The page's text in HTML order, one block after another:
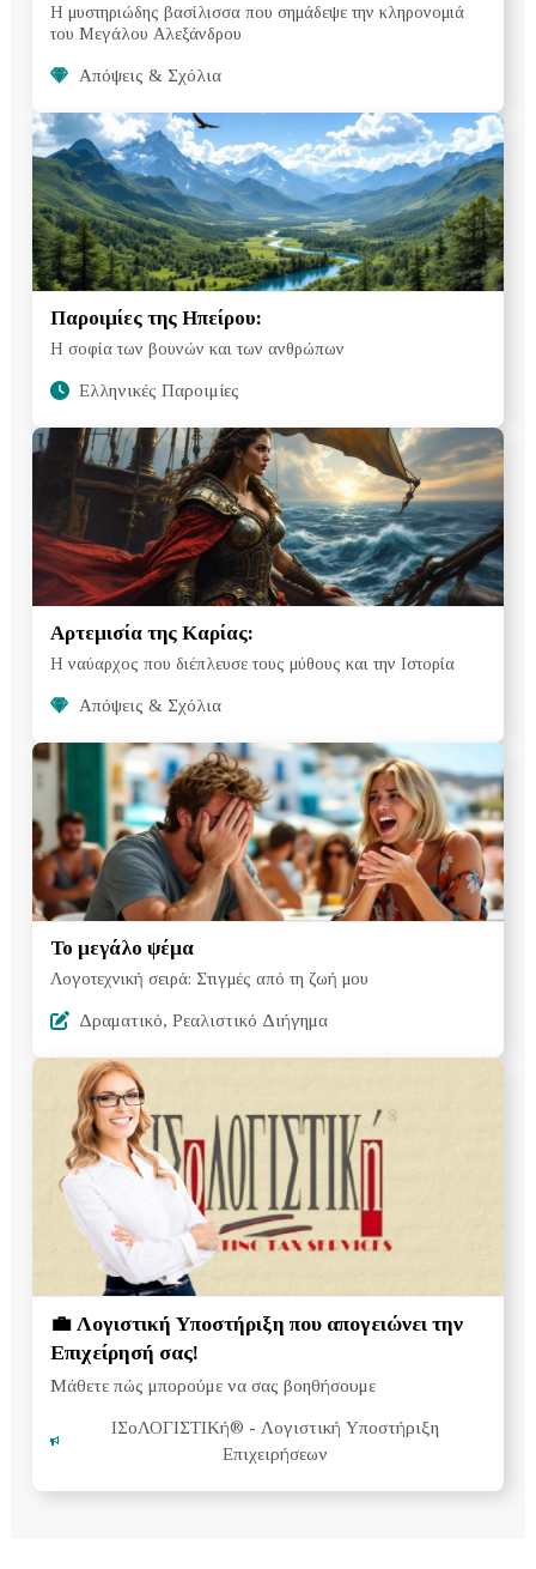
Η μυστηριώδης βασίλισσα που σημάδεψε την κληρονομιά
του Μεγάλου Αλεξάνδρου
Απόψεις & Σχόλια
Παροιμίες της Ηπείρου:
Η σοφία των βουνών και των ανθρώπων
Ελληνικές Παροιμίες
Αρτεμισία της Καρίας:
Η ναύαρχος που διέπλευσε τους μύθους και την Ιστορία
Απόψεις & Σχόλια
Το μεγάλο ψέμα
Λογοτεχνική σειρά: Στιγμές από τη ζωή μου
Δραματικό, Ρεαλιστικό Διήγημα
💼 Λογιστική Υποστήριξη που απογειώνει την
Επιχείρησή σας!
Μάθετε πώς μπορούμε να σας βοηθήσουμε
ΙΣοΛΟΓΙΣΤΙΚή® - Λογιστική Υποστήριξη
Επιχειρήσεων